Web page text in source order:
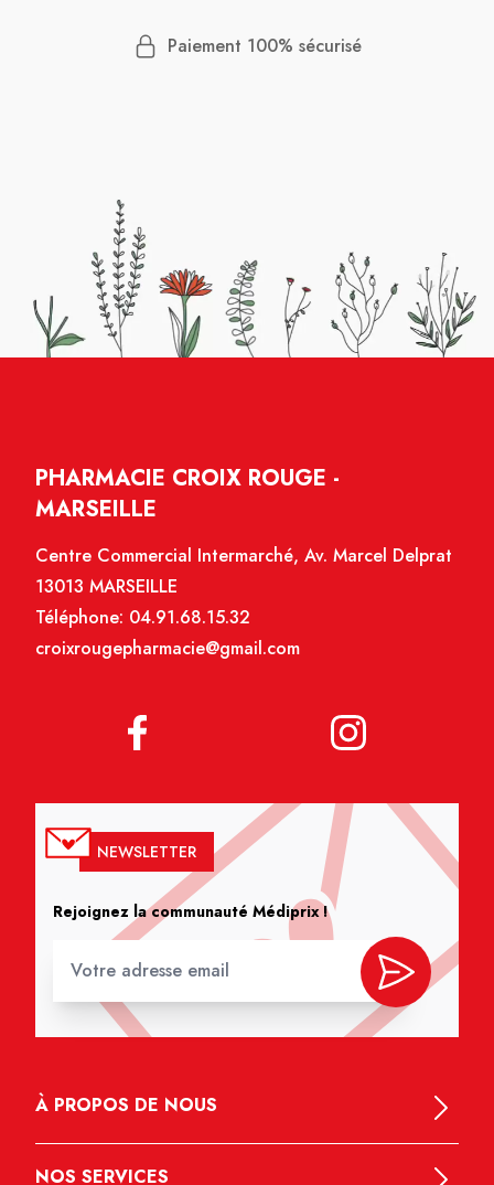
Paiement 100% sécurisé
PHARMACIE CROIX ROUGE -
MARSEILLE
Centre Commercial Intermarché, Av. Marcel Delprat
13013 MARSEILLE
Téléphone: 04.91.68.15.32
croixrougepharmacie@gmail.com
NEWSLETTER
Rejoignez la communauté Médiprix !
À PROPOS DE NOUS
NOS SERVICES